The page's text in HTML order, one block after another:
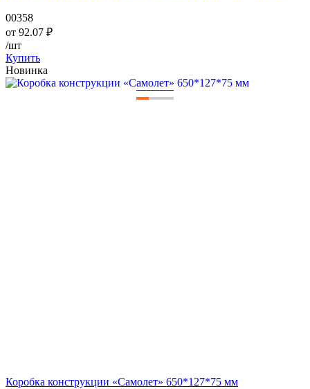
00358
от 92.07 ₽
/шт
Купить
Новинка
———
Коробка конструкции «Самолет» 650*127*75 мм